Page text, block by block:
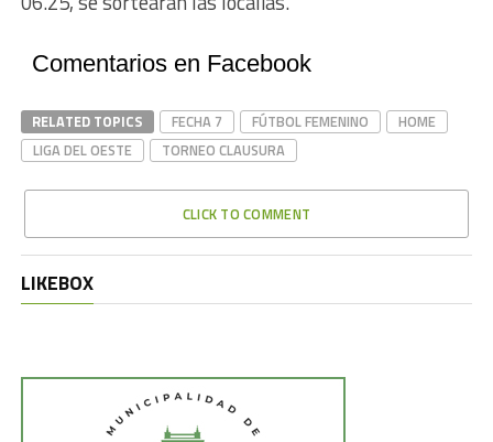
Comentarios en Facebook
RELATED TOPICS FECHA 7 FÚTBOL FEMENINO
HOME
LIGA DEL OESTE
TORNEO CLAUSURA
CLICK TO COMMENT
LIKEBOX